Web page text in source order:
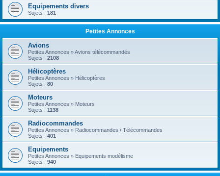
Equipements divers
Sujets : 181
Petites Annonces
Avions
Petites Annonces » Avions télécommandés
Sujets : 2108
Hélicoptères
Petites Annonces » Hélicoptères
Sujets : 80
Moteurs
Petites Annonces » Moteurs
Sujets : 1138
Radiocommandes
Petites Annonces » Radiocommandes / Télécommandes
Sujets : 401
Equipements
Petites Annonces » Equipements modélisme
Sujets : 940